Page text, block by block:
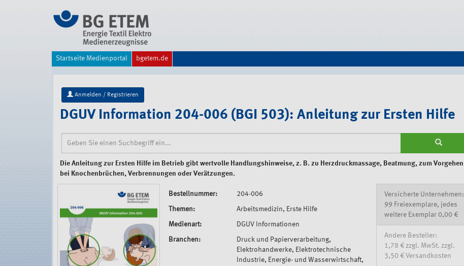
Startseite Medienportal bgetem.de
Anmelden / Registrieren
DGUV Information 204-006 (BGI 503): Anleitung zur Ersten Hilfe
Die Anleitung zur Ersten Hilfe im Betrieb gibt wertvolle Handlungshinweise, z. B. zu Herzdruckmassage, Beatmung, zum Vorgehen
bei Knochenbrüchen, Verbrennungen oder Verätzungen.
Bestellnummer: 204-006
Themen: Arbeitsmedizin, Erste Hilfe
Medienart: DGUV Informationen
Branchen:
Druck und Papierverarbeitung,
Elektrohandwerke, Elektrotechnische
Industrie, Energie- und Wasserwirtschaft,
Versicherte Unternehmen:
99 Freiexemplare, jedes
weitere Exemplar 0,00 €
Andere Besteller:
1,78 € zzgl. MwSt. zzgl.
3,50 € Versandkosten